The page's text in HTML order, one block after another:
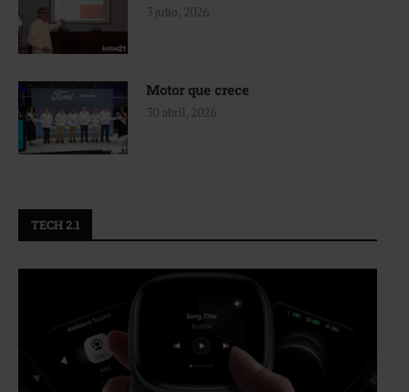
3 julio, 2026
Motor que crece
30 abril, 2026
TECH 2.1